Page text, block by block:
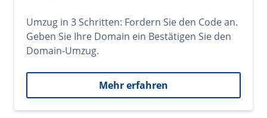
Umzug in 3 Schritten: Fordern Sie den Code an.
Geben Sie Ihre Domain ein Bestätigen Sie den
Domain-Umzug.
Mehr erfahren